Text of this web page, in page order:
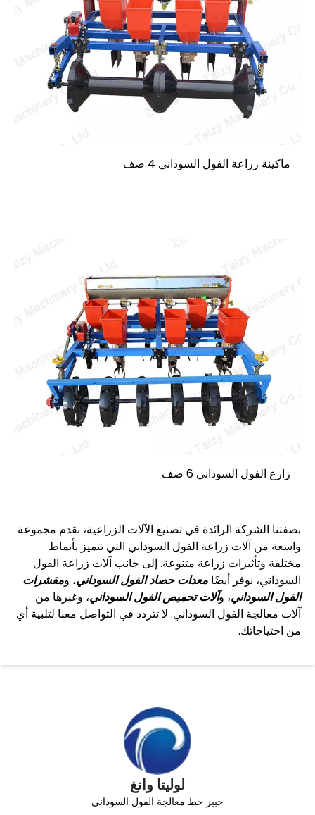
ماكينة زراعة الفول السوداني 4 صف
زارع الفول السوداني 6 صف
بصفتنا الشركة الرائدة في تصنيع الآلات الزراعية، نقدم مجموعة
واسعة من آلات زراعة الفول السوداني التي تتميز بأنماط
مختلفة وتأثيرات زراعة متنوعة. إلى جانب آلات زراعة الفول
السوداني، نوفر أيضًا معدات حصاد الفول السوداني، ومقشرات
الفول السوداني، وآلات تحميص الفول السوداني، وغيرها من
آلات معالجة الفول السوداني. لا تتردد في التواصل معنا لتلبية أي
من احتياجاتك.
لوليتا وانغ
خبير خط معالجة الفول السوداني